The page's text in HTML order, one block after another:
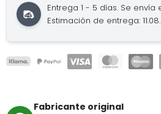
Entrega 1 - 5 días. Se envía
Estimación de entrega:
Fabricante original